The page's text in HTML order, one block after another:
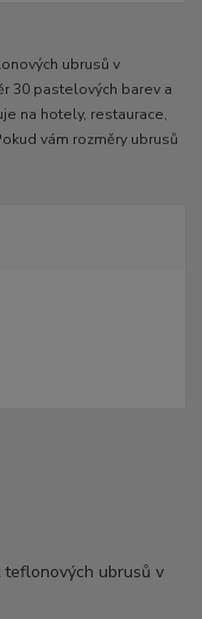
ubrusů v
30 pastelových barev a
na hotely, restaurace,
vám rozměry ubrusů
teflonových ubrusů v